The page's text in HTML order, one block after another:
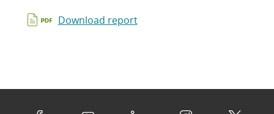
Download report